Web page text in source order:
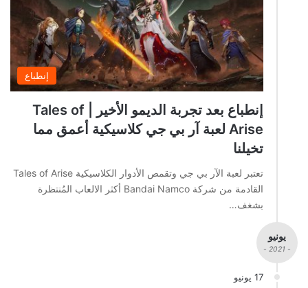
إنطباع
إنطباع بعد تجربة الديمو الأخير | Tales of
Arise لعبة آر بي جي كلاسيكية أعمق مما
تخيلنا
تعتبر لعبة الآر بي جي وتقمص الأدوار الكلاسيكية Tales of Arise
القادمة من شركة Bandai Namco أكثر الالعاب المُنتظرة
بشغف…
يونيو
- 2021 -
17 يونيو